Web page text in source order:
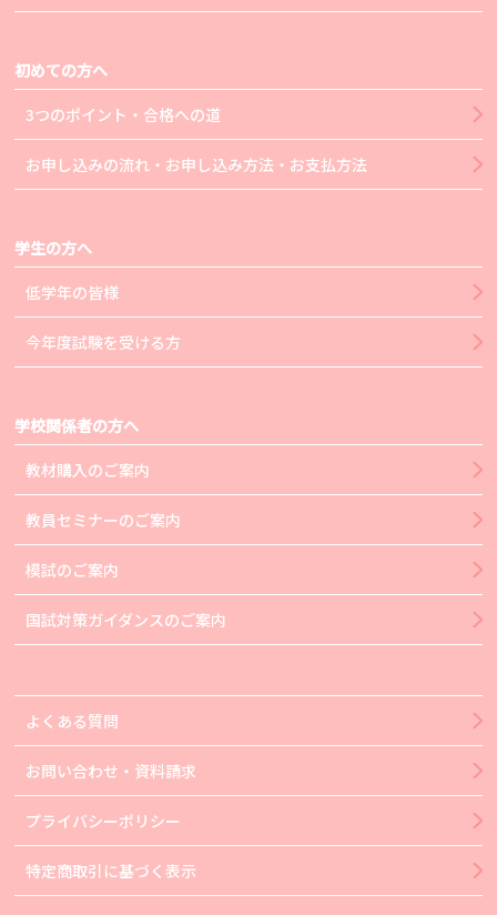
初めての方へ
3つのポイント・合格への道
お申し込みの流れ・お申し込み方法・お支払方法
学生の方へ
低学年の皆様
今年度試験を受ける方
学校関係者の方へ
教材購入のご案内
教員セミナーのご案内
模試のご案内
国試対策ガイダンスのご案内
よくある質問
お問い合わせ・資料請求
プライバシーポリシー
特定商取引に基づく表示